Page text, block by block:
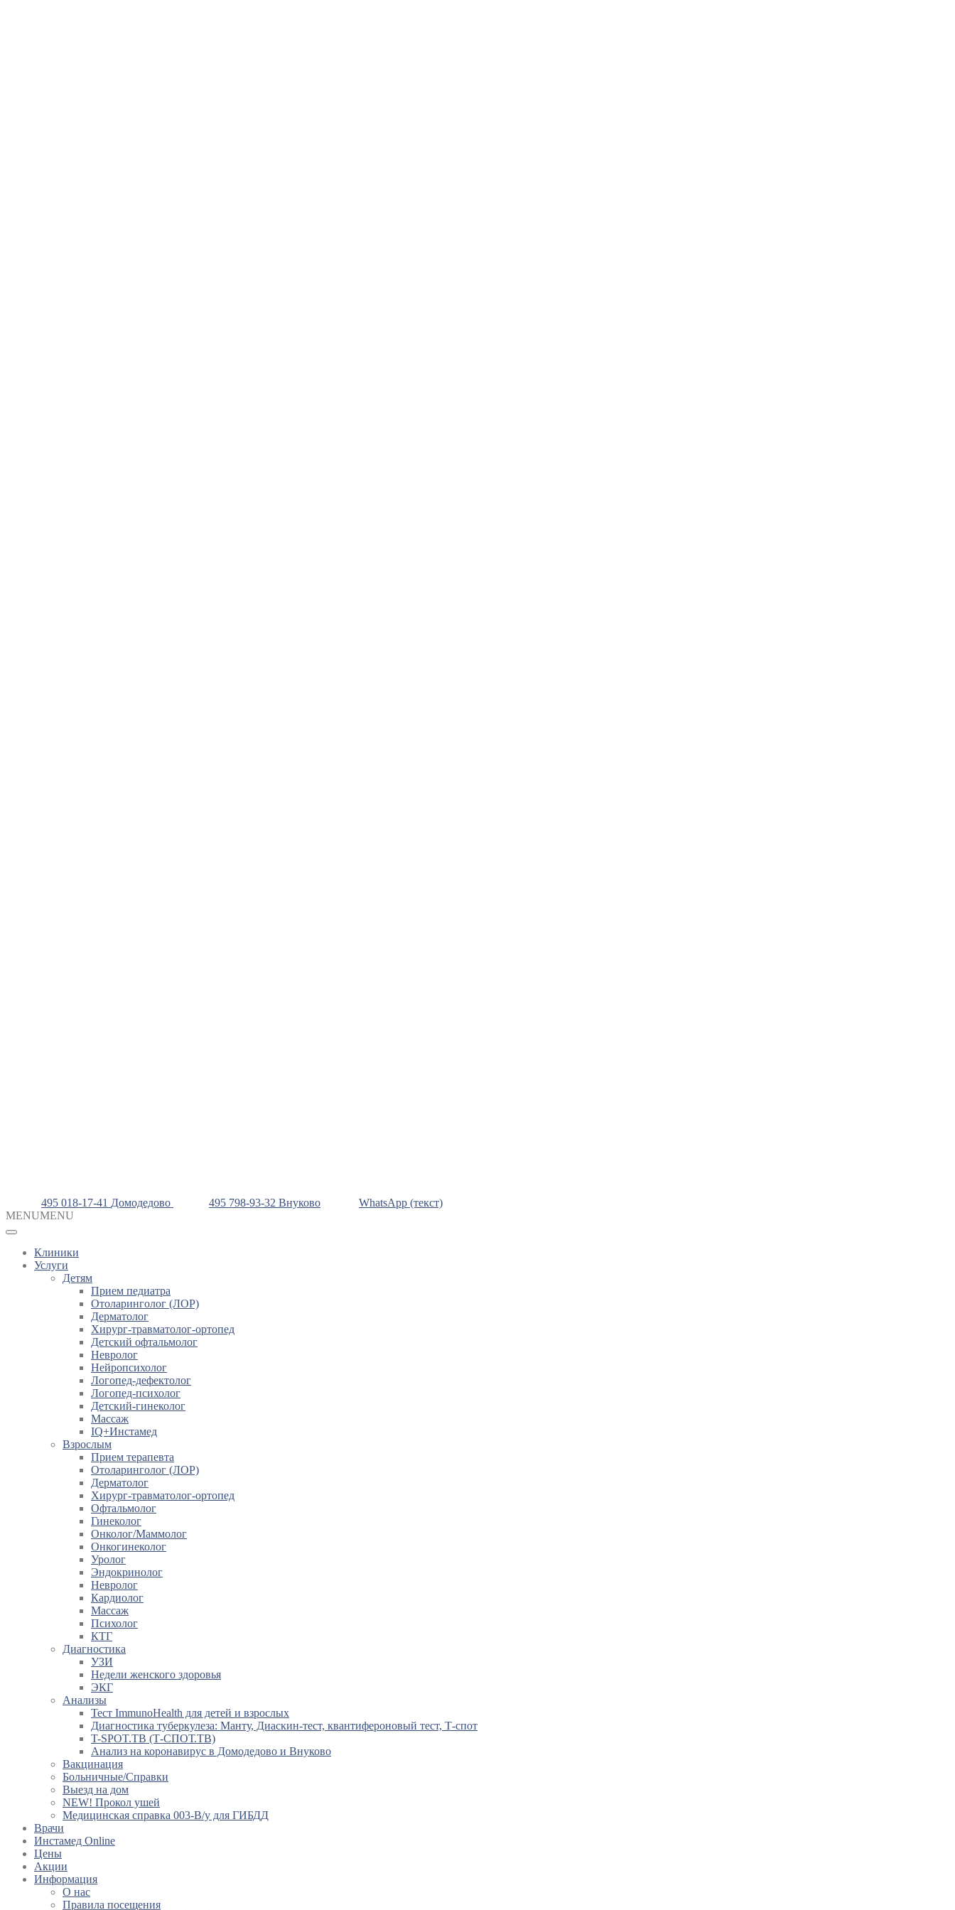
495 018-17-41 Домодедово 495 798-93-32 Внуково
WhatsApp (текст)
MENUMENU
Клиники
Услуги
Детям
Прием педиатра
Отоларинголог (ЛОР)
Дерматолог
Хирург-травматолог-ортопед
Детский офтальмолог
Невролог
Нейропсихолог
Логопед-дефектолог
Логопед-психолог
Детский-гинеколог
Массаж
IQ+Инстамед
Взрослым
Прием терапевта
Отоларинголог (ЛОР)
Дерматолог
Хирург-травматолог-ортопед
Офтальмолог
Гинеколог
Онколог/Маммолог
Онкогинеколог
Уролог
Эндокринолог
Невролог
Кардиолог
Массаж
Психолог
КТГ
Диагностика
УЗИ
Недели женского здоровья
ЭКГ
Анализы
Тест ImmunoHealth для детей и взрослых
Диагностика туберкулеза: Манту, Диаскин-тест, квантифероновый тест, Т-спот
T-SPOT.TB (Т-СПОТ.ТВ)
Анализ на коронавирус в Домодедово и Внуково
Вакцинация
Больничные/Справки
Выезд на дом
NEW! Прокол ушей
Медицинская справка 003-В/у для ГИБДД
Врачи
Инстамед Online
Цены
Акции
Информация
О нас
Правила посещения